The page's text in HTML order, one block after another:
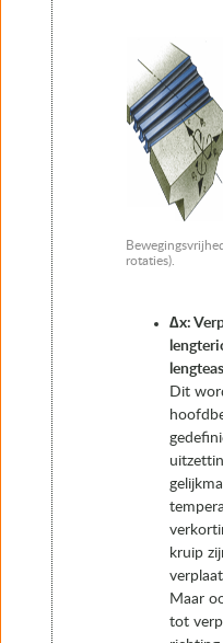
rotaties).
∆x:
Dit
kruip
Maar
tot